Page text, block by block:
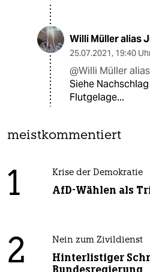
Willi Müller alias
25.07.2021, 19:40
@Willi Müller
Siehe
Flutgelage...
meistkommentiert
1 Krise der Demokratie
AfD-Wählen als
2 Nein zum Zivildienst
Hinterlistiger